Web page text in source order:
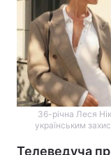
36-річна Леся
українським
Телеведуча